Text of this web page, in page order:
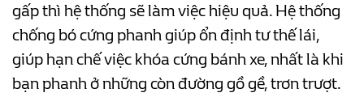
gấp thì hệ thống sẽ làm việc hiệu quả. Hệ thống
chống bó cứng phanh giúp ổn định tư thế lái,
giúp hạn chế việc khóa cứng bánh xe, nhất là khi
bạn phanh ở những còn đường gồ gề, trơn trượt.